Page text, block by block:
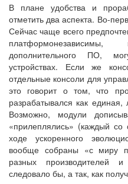
В плане удобства и
отметить два аспекта. Во-
Сейчас чаще всего
дополнительного ПО,
устройствах. Если же
отдельные консоли для
это говорит о том, что
разрабатывался как единая,
Возможно, модули
«прилеплялись» (каждый со
ходе ускоренного
вообще собраны «с миру
разных производителей
следовало бы, а так, как